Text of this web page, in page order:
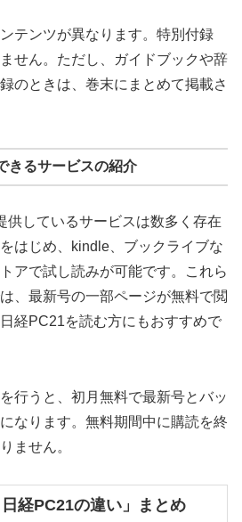
テンツが異なります。特別付録
せん。ただし、ガイドブックや辞
のときは、巻末にまとめて掲載さ
きるサービスの紹介
供しているサービスは数多く存在
をはじめ、kindle、ブックライブな
アで試し読みが可能です。これら
、最新号の一部ページが無料で閲
経PC21を読む方にもおすすめで
行うと、初月無料で最新号とバッ
なります。無料期間中に購読を終
ません。
日経PC21の違い」まとめ